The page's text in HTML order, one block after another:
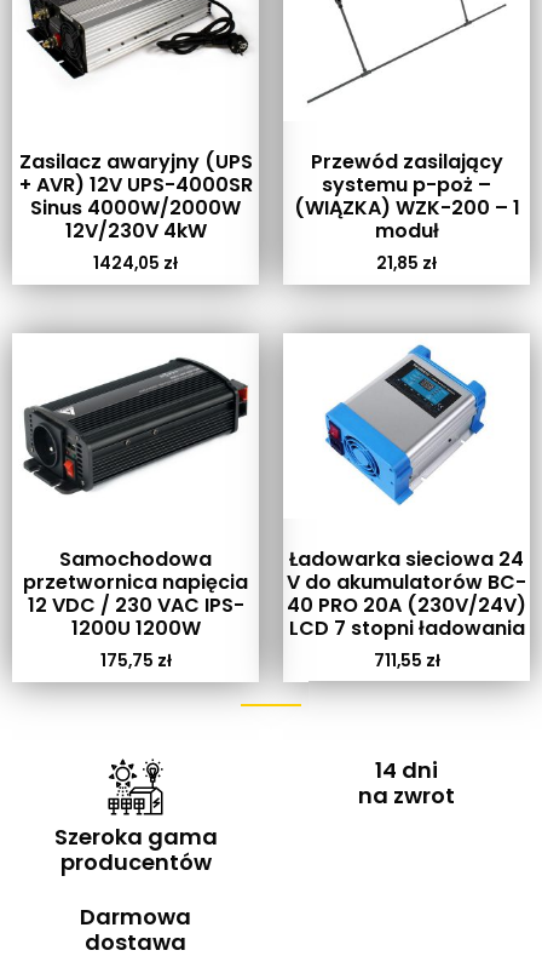
Zasilacz awaryjny (UPS
+ AVR) 12V UPS-4000SR
Sinus 4000W/2000W
12V/230V 4kW
1424,05 zł
Przewód zasilający
systemu p-poż –
(WIĄZKA) WZK-200 – 1
moduł
21,85 zł
Samochodowa
przetwornica napięcia
12 VDC / 230 VAC IPS-
1200U 1200W
175,75 zł
Ładowarka sieciowa 24
V do akumulatorów BC-
40 PRO 20A (230V/24V)
LCD 7 stopni ładowania
711,55 zł
Szeroka gama
producentów
14 dni
na zwrot
Darmowa
dostawa